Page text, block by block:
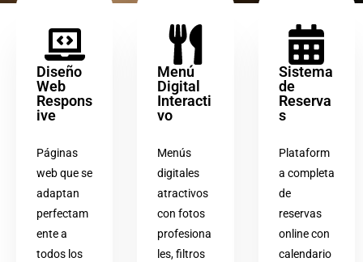
Diseño
Web
Respons
ive
Páginas
web que se
adaptan
perfectam
ente a
todos los
Menú
Digital
Interacti
vo
Menús
digitales
atractivos
con fotos
profesiona
les, filtros
Sistema
de
Reserva
s
Plataform
a completa
de
reservas
online con
calendario